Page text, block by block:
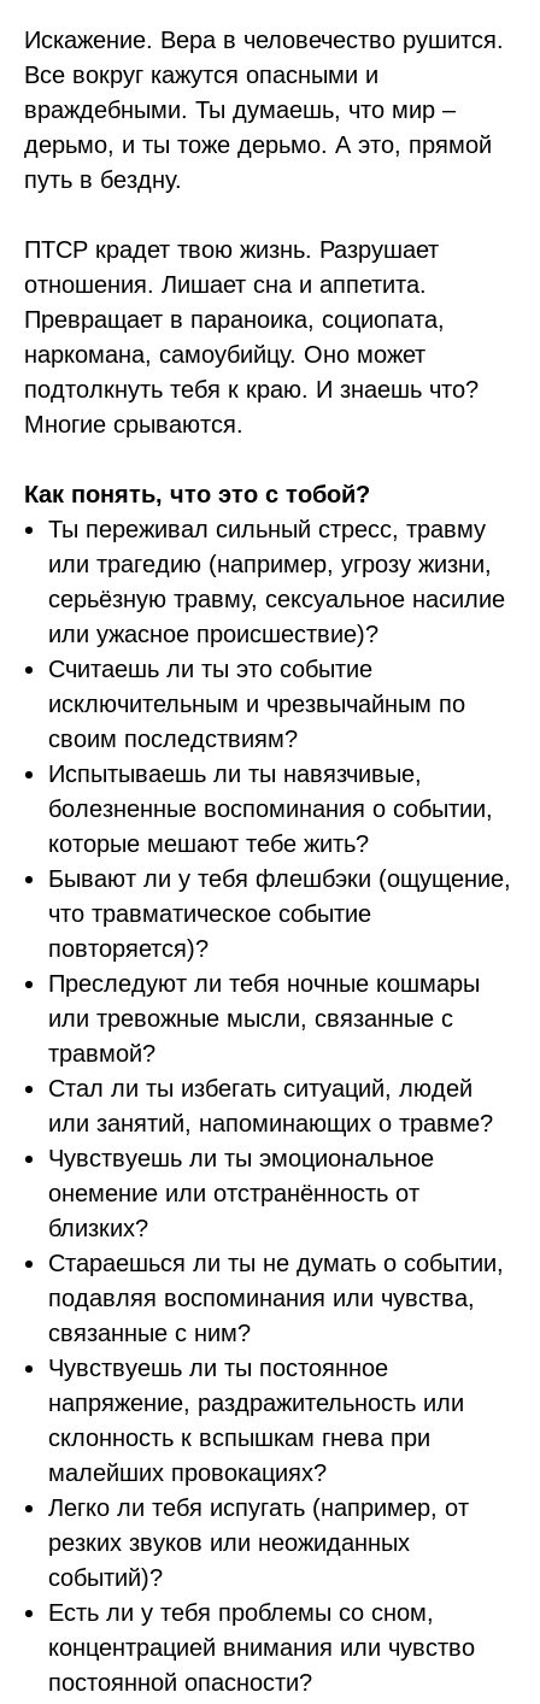
Искажение. Вера в человечество рушится.
Все вокруг кажутся опасными и
враждебными. Ты думаешь, что мир –
дерьмо, и ты тоже дерьмо. А это, прямой
путь в бездну.
ПТСР крадет твою жизнь. Разрушает
отношения. Лишает сна и аппетита.
Превращает в параноика, социопата,
наркомана, самоубийцу. Оно может
подтолкнуть тебя к краю. И знаешь что?
Многие срываются.
Как понять, что это с тобой?
Ты переживал сильный стресс, травму
или трагедию (например, угрозу жизни,
серьёзную травму, сексуальное насилие
или ужасное происшествие)?
Считаешь ли ты это событие
исключительным и чрезвычайным по
своим последствиям?
Испытываешь ли ты навязчивые,
болезненные воспоминания о событии,
которые мешают тебе жить?
Бывают ли у тебя флешбэки (ощущение,
что травматическое событие
повторяется)?
Преследуют ли тебя ночные кошмары
или тревожные мысли, связанные с
травмой?
Стал ли ты избегать ситуаций, людей
или занятий, напоминающих о травме?
Чувствуешь ли ты эмоциональное
онемение или отстранённость от
близких?
Стараешься ли ты не думать о событии,
подавляя воспоминания или чувства,
связанные с ним?
Чувствуешь ли ты постоянное
напряжение, раздражительность или
склонность к вспышкам гнева при
малейших провокациях?
Легко ли тебя испугать (например, от
резких звуков или неожиданных
событий)?
Есть ли у тебя проблемы со сном,
концентрацией внимания или чувство
постоянной опасности?